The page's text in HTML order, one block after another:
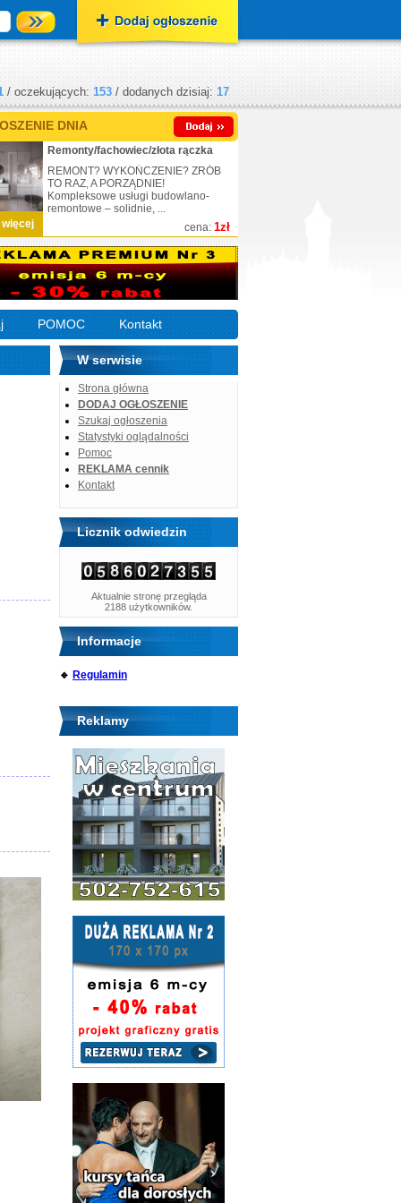
/ oczekujących: 153 / dodanych dzisiaj: 17
DNIA
więcej cena: 1zł
Remonty/fachowiec/złota rączka
REMONT? WYKOŃCZENIE? ZRÓB
TO RAZ, A PORZĄDNIE!
Kompleksowe usługi budowlano-
remontowe – solidnie, ...
POMOC Kontakt
W serwisie
Strona główna
DODAJ OGŁOSZENIE
Szukaj ogłoszenia
Statystyki oglądalności
Pomoc
REKLAMA cennik
Kontakt
Licznik odwiedzin
Aktualnie stronę przegląda
2188 użytkowników.
Informacje
🔹 Regulamin
Reklamy